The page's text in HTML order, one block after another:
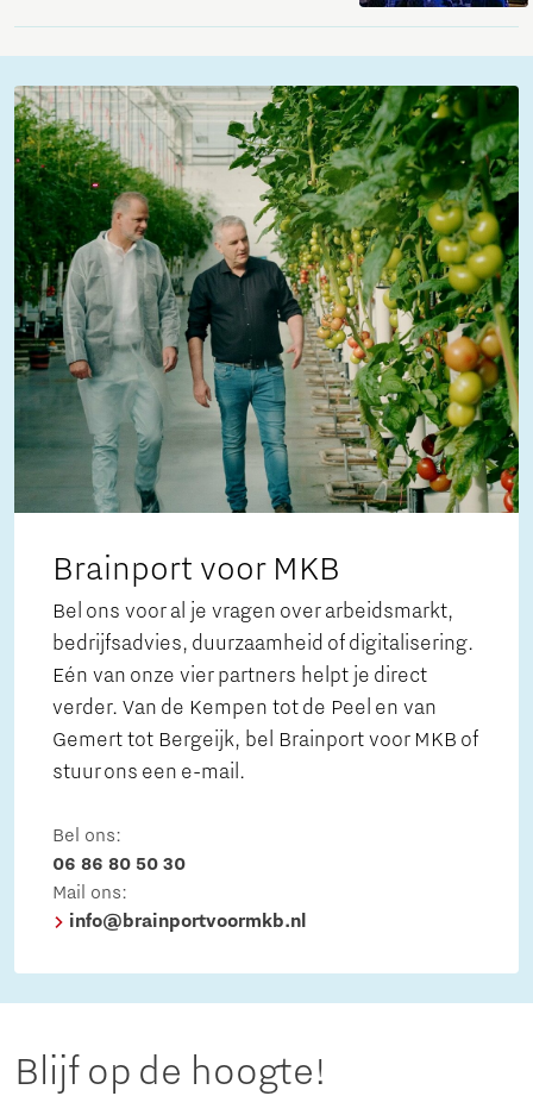
Brainport voor MKB
Bel ons voor al je vragen over arbeidsmarkt,
bedrijfsadvies, duurzaamheid of digitalisering.
Eén van onze vier partners helpt je direct
verder. Van de Kempen tot de Peel en van
Gemert tot Bergeijk, bel Brainport voor MKB of
stuur ons een e-mail.
Bel ons:
06 86 80 50 30
Mail ons:
info@brainportvoormkb.nl
Blijf op de hoogte!